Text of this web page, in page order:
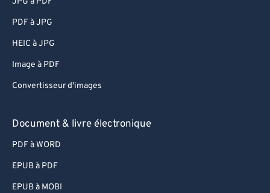
PDF à JPG
HEIC à JPG
Image à PDF
Convertisseur d'images
Document & livre électronique
PDF à WORD
EPUB à PDF
EPUB à MOBI